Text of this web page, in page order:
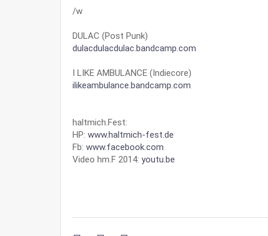
/w
DULAC (Post Punk)
dulacdulacdulac.bandcamp.com
I LIKE AMBULANCE (Indiecore)
ilikeambulance.bandcamp.com
haltmich.Fest:
HP: www.haltmich-fest.de
Fb: www.facebook.com
Video hm.F 2014: youtu.be